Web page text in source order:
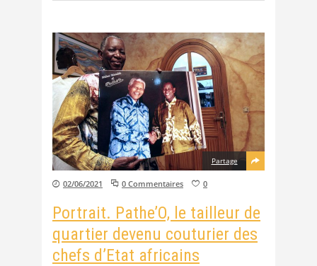
Partage
02/06/2021 0 Commentaires 0
Portrait. Pathe’O, le tailleur de
quartier devenu couturier des
chefs d’Etat africains